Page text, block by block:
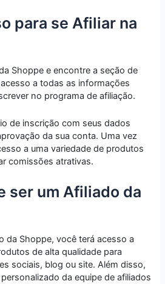
para se Afiliar na
Shoppe e encontre a seção de
a todas as informações
no programa de afiliação.
de inscrição com seus dados
da sua conta. Uma vez
a uma variedade de produtos
comissões atrativas.
ser um Afiliado da
da Shoppe, você terá acesso a
de alta qualidade para
sociais, blog ou site. Além disso,
da equipe de afiliados